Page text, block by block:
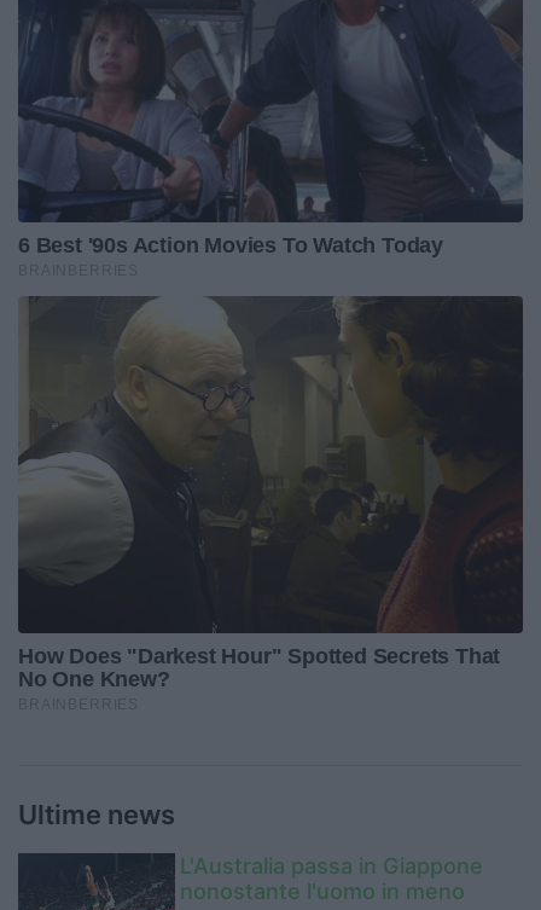
Ultime news
L'Australia passa in Giappone
nonostante l'uomo in meno